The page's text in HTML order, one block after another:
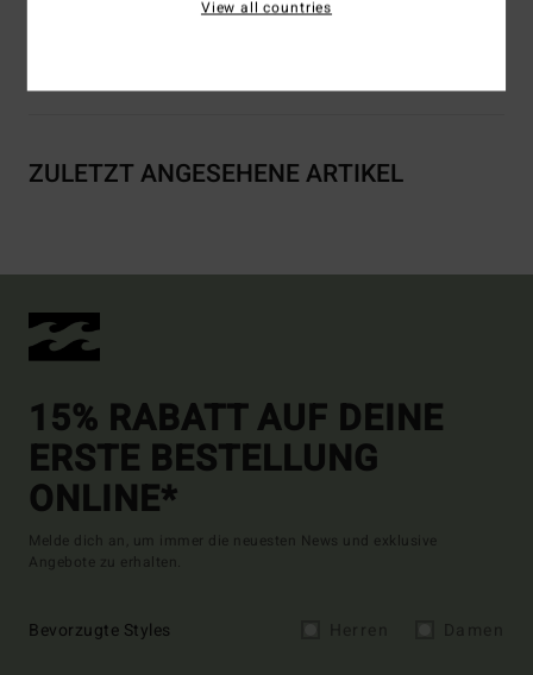
ZULETZT ANGESEHENE ARTIKEL
15% RABATT AUF DEINE
ERSTE BESTELLUNG
ONLINE*
Melde dich an, um immer die neuesten News und exklusive
Angebote zu erhalten.
Bevorzugte Styles
View all countries